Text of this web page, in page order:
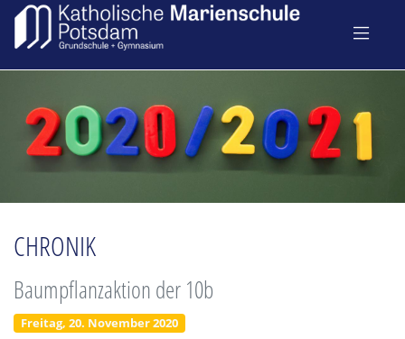
CHRONIK
Baumpflanzaktion der 10b
Freitag, 20. November 2020